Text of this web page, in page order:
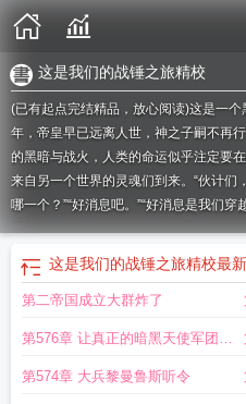
这是我们的战锤之旅精校
(已有起点完结精品，放心阅读)这是一
年，帝皇早已远离人世，神之子嗣不再
的黑暗与战火，人类的命运似乎注定要
来自另一个世界的灵魂们到来。“伙计
哪一个？”“好消息吧。”“好消息是我们
是有着两心三肺，地位崇高的星际超人
挂。”“太棒了，这不就是异世界爽文主
界生活了，如果可以的话能把爸妈接过
个世界在我们那叫战锤40k。”“......啊？
却依旧拿出勇气勇敢前进。在黑暗的第
的机会。而这一次，人类能把握住吗
这是我们的战锤之旅精校最
第二帝国成立大群炸了
第576章 让真正的暗黑天使军团之
主来见我
第574章 大兵黎曼鲁斯听令